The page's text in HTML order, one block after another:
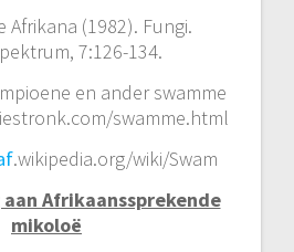
Afrikana (1982). Fungi.
7:126-134.
en ander swamme
swamme.html
.wikipedia.org/wiki/Swam
Afrikaanssprekende
mikoloë